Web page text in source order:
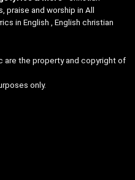
praise and worship in All
in English , English christian
are the property and copyright of
only.